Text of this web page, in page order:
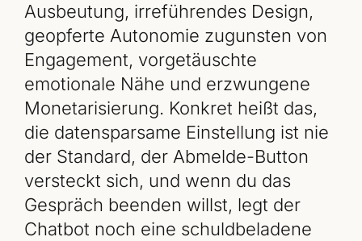
Ausbeutung, irreführendes Design,
geopferte Autonomie zugunsten von
Engagement, vorgetäuschte
emotionale Nähe und erzwungene
Monetarisierung. Konkret heißt das,
die datensparsame Einstellung ist nie
der Standard, der Abmelde-Button
versteckt sich, und wenn du das
Gespräch beenden willst, legt der
Chatbot noch eine schuldbeladene